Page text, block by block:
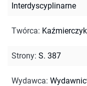
Interdyscyplinarne
Twórca:
Strony: S. 387
Wydawca: